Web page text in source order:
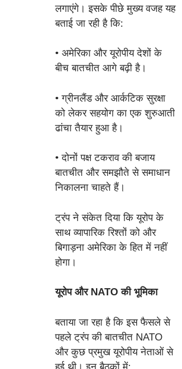
लगाएंगे। इसके पीछे मुख्य वजह यह
बताई जा रही है कि:
• अमेरिका और यूरोपीय देशों के
बीच बातचीत आगे बढ़ी है।
• ग्रीनलैंड और आर्कटिक सुरक्षा
को लेकर सहयोग का एक शुरुआती
ढांचा तैयार हुआ है।
• दोनों पक्ष टकराव की बजाय
बातचीत और समझौते से समाधान
निकालना चाहते हैं।
ट्रंप ने संकेत दिया कि यूरोप के
साथ व्यापारिक रिश्तों को और
बिगाड़ना अमेरिका के हित में नहीं
होगा।
यूरोप और NATO की भूमिका
बताया जा रहा है कि इस फैसले से
पहले ट्रंप की बातचीत NATO
और कुछ प्रमुख यूरोपीय नेताओं से